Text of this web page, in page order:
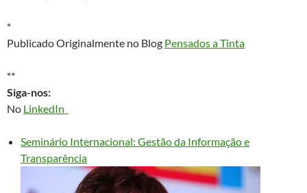
*
Publicado Originalmente no Blog Pensados a Tinta
**
Siga-nos:
No LinkedIn
Seminário Internacional: Gestão da Informação e
Transparência